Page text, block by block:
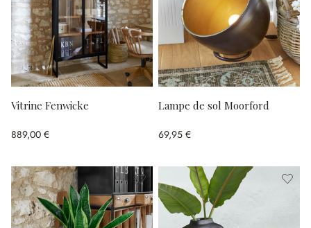
Vitrine Fenwicke
889,00 €
Lampe de sol Moorford
69,95 €